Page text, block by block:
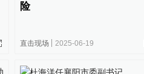
险
直击现场 2025-06-19